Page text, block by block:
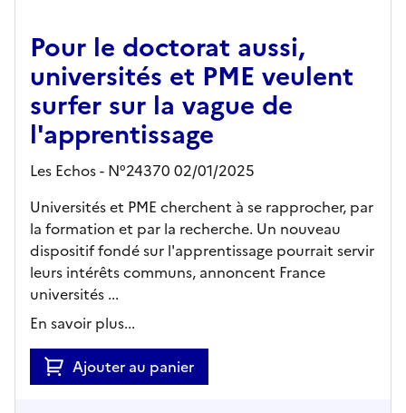
Pour le doctorat aussi,
universités et PME veulent
surfer sur la vague de
l'apprentissage
Les Echos - N°24370 02/01/2025
Universités et PME cherchent à se rapprocher, par
la formation et par la recherche. Un nouveau
dispositif fondé sur l'apprentissage pourrait servir
leurs intérêts communs, annoncent France
universités ...
En savoir plus...
Ajouter au panier